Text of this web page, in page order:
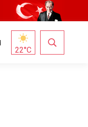
22°C